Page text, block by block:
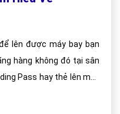
lên được máy bay bạn
hàng không đó tại sân
Pass hay thẻ lên máy